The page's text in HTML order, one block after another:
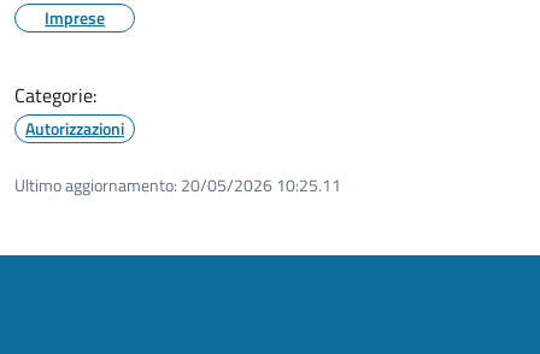
Imprese
Categorie:
Autorizzazioni
Ultimo aggiornamento: 20/05/2026 10:25.11